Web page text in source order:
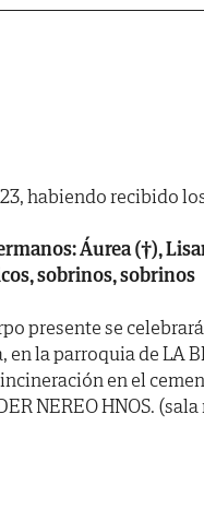
habiendo recibido
Áurea (†),
sobrinos, sobrinos
presente se celebrará
en la parroquia de LA
en el
NEREO HNOS. (sala